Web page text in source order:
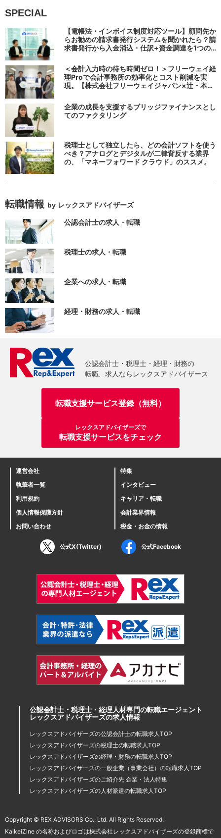
SPECIAL
【電帳法・インボイス制度対応ツール】顧問先か
らお勧めの請求書発行システムを聞かれたら？請
求書発行から入金消込・仕訳+資金調達を1つの
＜会計入力時の待ち時間ゼロ！＞フリーウェイ経
理Proで会計事務所の効率化とコスト削減を実
現。【株式会社フリーウェイジャパン×辻・本郷
企業の成長を支援するブリッジファイナンスとし
てのファクタリング
税理士として独立したら、どの会計ソフトを使う
べき？アナログとデジタルが二律背反する業界
の、「マネーフォワード クラウド」のススメ。
転職情報 by レックスアドバイザーズ
公認会計士の求人・転職
税理士の求人・転職
企業への求人・転職
経理・財務の求人・転職
転職支援サービス登録（無料）
レックスアドバイザーズで
転職支援サービスをチェック
運営会社
執筆者一覧
利用規約
個人情報保護方針
お問い合わせ
特集
インタビュー
キャリア・転職
会計業界情報
税金・お金の情報
公式X(Twitter) 公式Facebook
公認会計士・税理士・経理人材専門の転職エージェント
レックスアドバイザーズの求人情報
レックスアドバイザーズの公認会計士の転職求人TOP
レックスアドバイザーズの税理士の転職求人TOP
レックスアドバイザーズの経理・財務の転職求人TOP
レックスアドバイザーズの一般企業（事業会社）の転職求人TOP
レックスアドバイザーズのご紹介先 企業・法人特集
レックスアドバイザーズの人材派遣の転職求人TOP
Copyright © REX ADVISORS Co., Ltd. All Rights Reserved.
KaikeiZine の名称およびロゴは株式会社レックスアドバイザーズの登録商標で